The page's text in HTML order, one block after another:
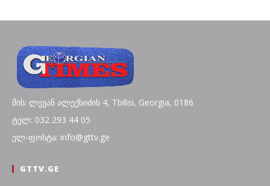
მის: ლევან ალექსიძის 4, Tbilisi, Georgia, 0186
ტელ: 032 293 44 05
ელ-ფოსტა: info@gttv.ge
GTTV.GE